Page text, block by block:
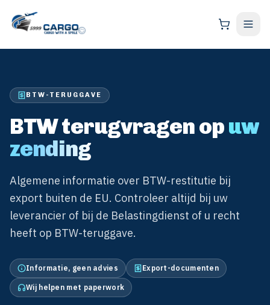
BTW-TERUGGAVE
BTW terugvragen opuw
zending
Algemene informatie over BTW-restitutie bij
export buiten de EU. Controleer altijd bij uw
leverancier of bij de Belastingdienst of u recht
heeft op BTW-teruggave.
Informatie, geen advies Export-documenten
Wij helpen met paperwork